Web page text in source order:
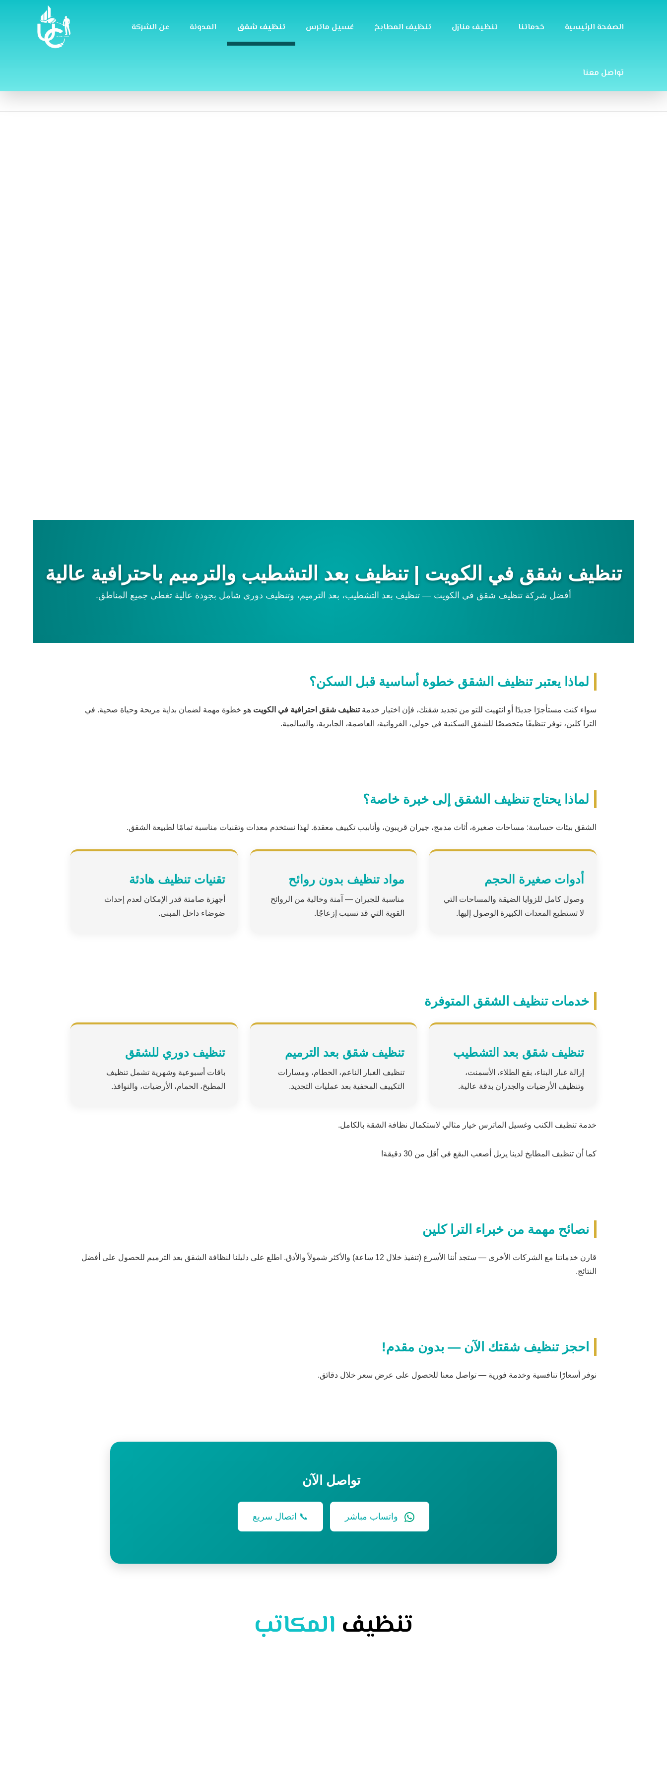
الصفحة الرئيسية خدماتنا تنظيف منازل تنظيف المطابخ غسيل ماترس تنظيف شقق المدونة عن الشركة
تواصل معنا
تنظيف شقق في الكويت | تنظيف بعد التشطيب والترميم باحترافية عالية
أفضل شركة تنظيف شقق في الكويت — تنظيف بعد التشطيب، بعد الترميم، وتنظيف دوري شامل بجودة عالية تغطي جميع المناطق.
لماذا يعتبر تنظيف الشقق خطوة أساسية قبل السكن؟
سواء كنت مستأجرًا جديدًا أو انتهيت للتو من تجديد شقتك، فإن اختيار خدمةتنظيف شقق احترافية في الكويت هو خطوة مهمة لضمان بداية مريحة وحياة صحية. في
الترا كلين، نوفر تنظيفًا متخصصًا للشقق السكنية في حولي، الفروانية، العاصمة، الجابرية، والسالمية.
لماذا يحتاج تنظيف الشقق إلى خبرة خاصة؟
الشقق بيئات حساسة: مساحات صغيرة، أثاث مدمج، جيران قريبون، وأنابيب تكييف معقدة. لهذا نستخدم معدات وتقنيات مناسبة تمامًا لطبيعة الشقق.
أدوات صغيرة الحجم
وصول كامل للزوايا الضيقة والمساحات التي
لا تستطيع المعدات الكبيرة الوصول إليها.
مواد تنظيف بدون روائح
مناسبة للجيران — آمنة وخالية من الروائح
القوية التي قد تسبب إزعاجًا.
تقنيات تنظيف هادئة
أجهزة صامتة قدر الإمكان لعدم إحداث
ضوضاء داخل المبنى.
خدمات تنظيف الشقق المتوفرة
تنظيف شقق بعد التشطيب
إزالة غبار البناء، بقع الطلاء، الأسمنت،
وتنظيف الأرضيات والجدران بدقة عالية.
تنظيف شقق بعد الترميم
تنظيف الغبار الناعم، الحطام، ومسارات
التكييف المخفية بعد عمليات التجديد.
تنظيف دوري للشقق
باقات أسبوعية وشهرية تشمل تنظيف
المطبخ، الحمام، الأرضيات، والنوافذ.
خدمة تنظيف الكنب وغسيل الماترس خيار مثالي لاستكمال نظافة الشقة بالكامل.
كما أن تنظيف المطابخ لدينا يزيل أصعب البقع في أقل من 30 دقيقة!
نصائح مهمة من خبراء الترا كلين
قارن خدماتنا مع الشركات الأخرى — ستجد أننا الأسرع (تنفيذ خلال 12 ساعة) والأكثر شمولاً والأدق. اطلع على دليلنا لنظافة الشقق بعد الترميم للحصول على أفضل
النتائج.
احجز تنظيف شقتك الآن — بدون مقدم!
نوفر أسعارًا تنافسية وخدمة فورية — تواصل معنا للحصول على عرض سعر خلال دقائق.
تواصل الآن
واتساب مباشر 📞 اتصال سريع
تنظيف المكاتب